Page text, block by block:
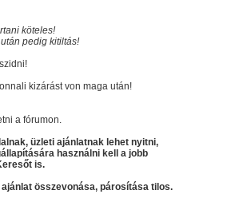
köteles!
pedig kitiltás!
kizárást von maga után!
a fórumon.
üzleti ajánlatnak lehet nyitni,
használni kell a jobb
is.
összevonása, párosítása tilos.